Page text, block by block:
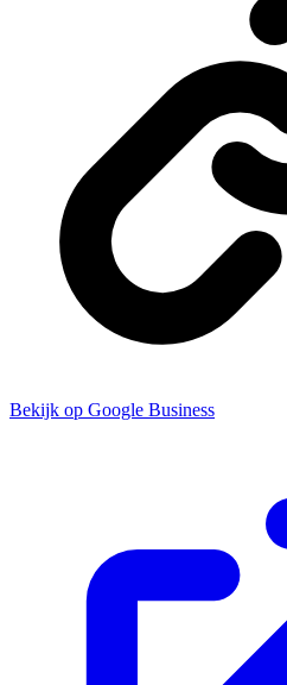
Bekijk op Google Business